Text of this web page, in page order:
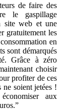
de faire des
le gaspillage
site web et une
gratuitement les
en
sont démarqués
Grâce à zéro
choisir
profiter de ces
soient jetées !
aux